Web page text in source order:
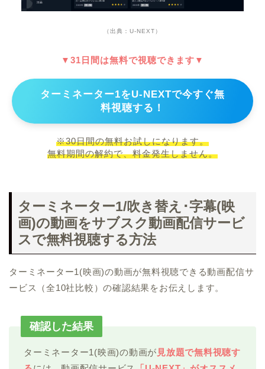
（出典：U-NEXT）
▼31日間は無料で視聴できます▼
ターミネーター1をU-NEXTで今すぐ無
料視聴する！
※30日間の無料お試しになります。
無料期間の解約で、料金発生しません。
ターミネーター1/吹き替え･字幕(映
画)の動画をサブスク動画配信サービ
スで無料視聴する方法
ターミネーター1(映画)の動画が無料視聴できる動画配信サ
ービス（全10社比較）の確認結果をお伝えします。
確認した結果
ターミネーター1(映画)の動画が 見放題で無料視聴す